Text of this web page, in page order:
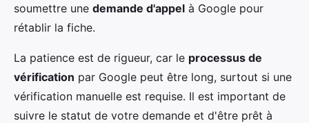
soumettre une demande d'appel à Google pour
rétablir la fiche.
La patience est de rigueur, car le processus de
vérification par Google peut être long, surtout si une
vérification manuelle est requise. Il est important de
suivre le statut de votre demande et d'être prêt à